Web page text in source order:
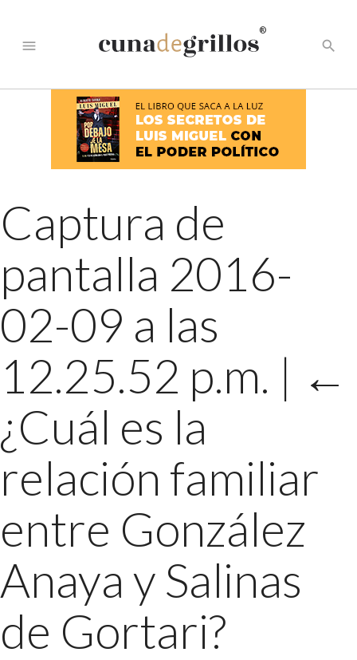
menu
®
search
Captura de
pantalla 2016-
02-09 a las
12.25.52 p.m. | ←
¿Cuál es la
relación familiar
entre González
Anaya y Salinas
de Gortari?